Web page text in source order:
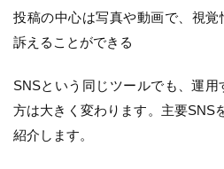
投稿の中心は写真や動画で、視
訴えることができる
SNSという同じツールでも、運
方は大きく変わります。主要SNS
紹介します。